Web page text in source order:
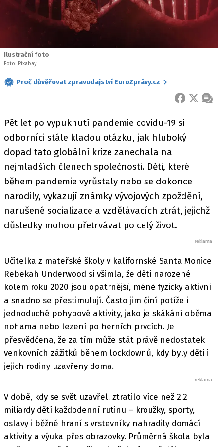
Ilustrační foto
Foto: Pixabay
Proč důvěřovat zpravodajství EuroZprávy.cz
FACEBOOK
X
Pět let po vypuknutí pandemie covidu-19 si
odborníci stále kladou otázku, jak hluboký
dopad tato globální krize zanechala na
nejmladších členech společnosti. Děti, které
během pandemie vyrůstaly nebo se dokonce
narodily, vykazují známky vývojových zpoždění,
narušené socializace a vzdělávacích ztrát, jejichž
důsledky mohou přetrvávat po celý život.
Učitelka z mateřské školy v kalifornské Santa Monice
Rebekah Underwood si všimla, že děti narozené
kolem roku 2020 jsou opatrnější, méně fyzicky aktivní
a snadno se přestimulují. Často jim činí potíže i
jednoduché pohybové aktivity, jako je skákání oběma
nohama nebo lezení po herních prvcích. Je
přesvědčena, že za tím může stát právě nedostatek
venkovních zážitků během lockdownů, kdy byly děti i
jejich rodiny uzavřeny doma.
V době, kdy se svět uzavřel, ztratilo více než 2,2
miliardy dětí každodenní rutinu – kroužky, sporty,
oslavy i běžné hraní s vrstevníky nahradily domácí
aktivity a výuka přes obrazovky. Průměrná škola byla